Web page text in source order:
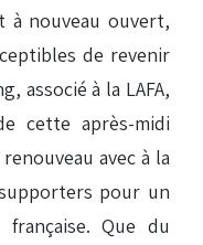
nouveau ouvert,
de revenir
associé à la LAFA,
cette après-midi
avec à la
pour un
Que du